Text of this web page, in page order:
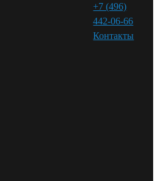
+7 (496)
442-06-66
Контакты⁠